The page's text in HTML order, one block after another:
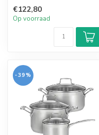
en PTFE...
€122,80
Op voorraad
-39%